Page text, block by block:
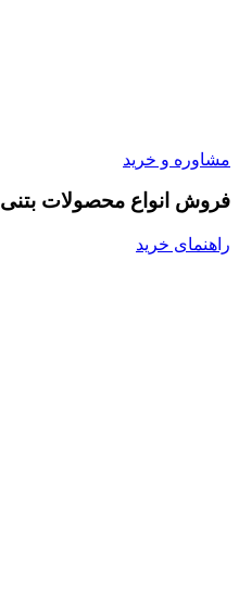
مشاوره و خرید
فروش انواع محصولات بتنی
راهنمای خرید